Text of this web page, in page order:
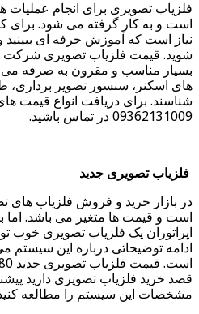
فلزیاب تصویری برای انجام
است و به کار گرفته می شود. برای
نیاز است که آموزش حرفه ای ببینید
شوید. قیمت فلزیاب تصویری شرکت
بسیار مناسب و مقرون به صرفه می
های اسکنر، سنسور تصویر برداری،
شناسند. برای دریافت انواع قیمت
09362131009 در تماس باشید.
فلزیاب تصویری جدید
در بازار خرید و فروش فلزیاب های
است و قیمت ها متغیر می باشد. اما با
اپراتوران یک فلزیاب تصویری خوب
ادامه توضیحاتی درباره این سیستم
قصد خرید فلزیاب تصویری دارید
مشخصات این سیستم را مطالعه